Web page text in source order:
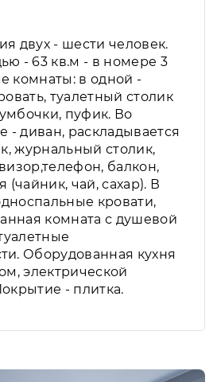
двух - шести человек.
- 63 кв.м - в номере 3
комнаты: в одной -
туалетный столик
пуфик. Во
- диван, раскладывается
журнальный столик,
балкон,
(чайник, чай, сахар). В
кровати,
комната с душевой
Оборудованная кухня
электрической
- плитка.